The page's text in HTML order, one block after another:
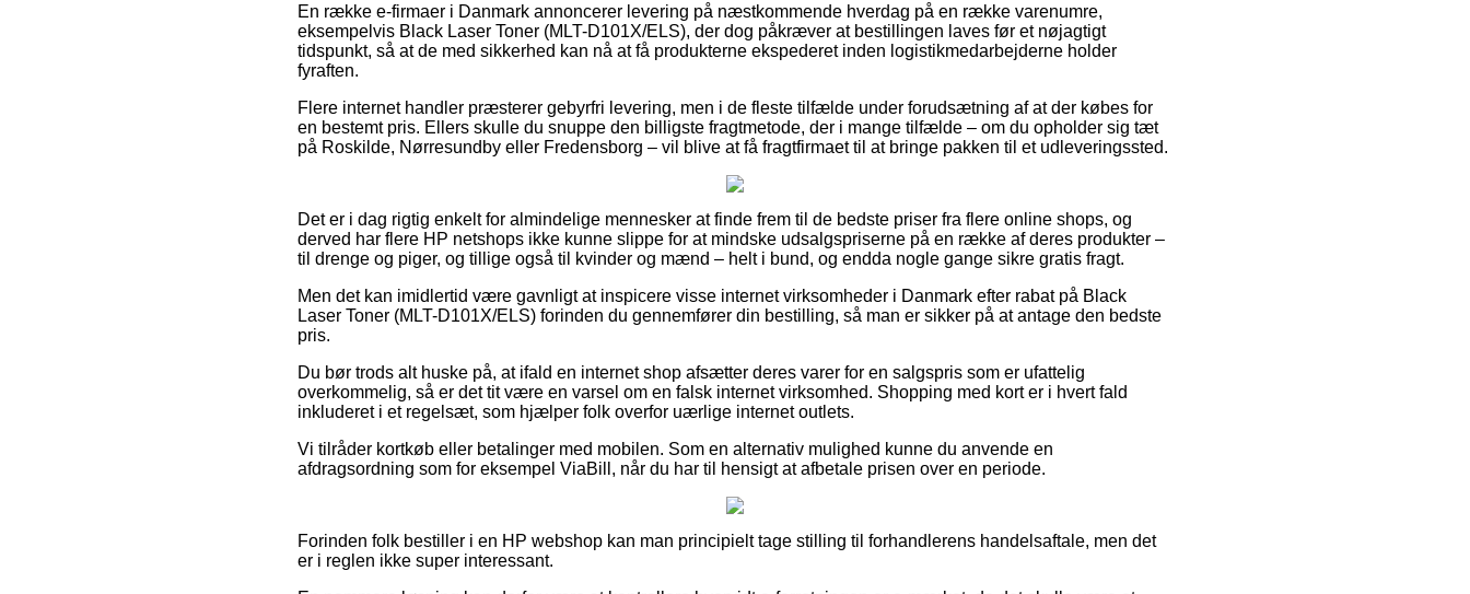
En række e-firmaer i Danmark annoncerer levering på næstkommende hverdag på en række varenumre,
eksempelvis Black Laser Toner (MLT-D101X/ELS), der dog påkræver at bestillingen laves før et nøjagtigt
tidspunkt, så at de med sikkerhed kan nå at få produkterne ekspederet inden logistikmedarbejderne holder
fyraften.
Flere internet handler præsterer gebyrfri levering, men i de fleste tilfælde under forudsætning af at der købes for
en bestemt pris. Ellers skulle du snuppe den billigste fragtmetode, der i mange tilfælde – om du opholder sig tæt
på Roskilde, Nørresundby eller Fredensborg – vil blive at få fragtfirmaet til at bringe pakken til et udleveringssted.
Det er i dag rigtig enkelt for almindelige mennesker at finde frem til de bedste priser fra flere online shops, og
derved har flere HP netshops ikke kunne slippe for at mindske udsalgspriserne på en række af deres produkter –
til drenge og piger, og tillige også til kvinder og mænd – helt i bund, og endda nogle gange sikre gratis fragt.
Men det kan imidlertid være gavnligt at inspicere visse internet virksomheder i Danmark efter rabat på Black
Laser Toner (MLT-D101X/ELS) forinden du gennemfører din bestilling, så man er sikker på at antage den bedste
pris.
Du bør trods alt huske på, at ifald en internet shop afsætter deres varer for en salgspris som er ufattelig
overkommelig, så er det tit være en varsel om en falsk internet virksomhed. Shopping med kort er i hvert fald
inkluderet i et regelsæt, som hjælper folk overfor uærlige internet outlets.
Vi tilråder kortkøb eller betalinger med mobilen. Som en alternativ mulighed kunne du anvende en
afdragsordning som for eksempel ViaBill, når du har til hensigt at afbetale prisen over en periode.
Forinden folk bestiller i en HP webshop kan man principielt tage stilling til forhandlerens handelsaftale, men det
er i reglen ikke super interessant.